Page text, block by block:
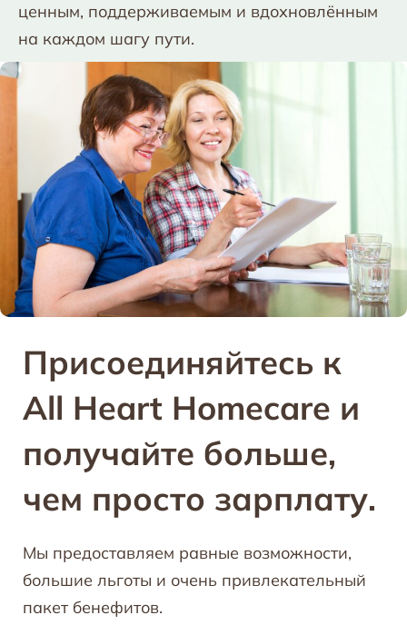
ценным, поддерживаемым и вдохновлённым
на каждом шагу пути.
Присоединяйтесь к
All Heart Homecare и
получайте больше,
чем просто зарплату.
Мы предоставляем равные возможности,
большие льготы и очень привлекательный
пакет бенефитов.